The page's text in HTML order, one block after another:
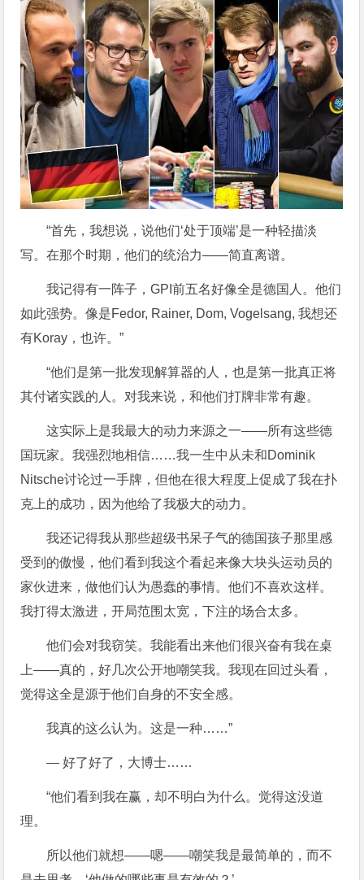
“首先，我想说，说他们‘处于顶端’是一种轻描淡
写。在那个时期，他们的统治力——简直离谱。
我记得有一阵子，GPI前五名好像全是德国人。他们
如此强势。像是Fedor, Rainer, Dom, Vogelsang, 我想还
有Koray，也许。”
“他们是第一批发现解算器的人，也是第一批真正将
其付诸实践的人。对我来说，和他们打牌非常有趣。
这实际上是我最大的动力来源之一——所有这些德
国玩家。我强烈地相信……我一生中从未和Dominik
Nitsche讨论过一手牌，但他在很大程度上促成了我在扑
克上的成功，因为他给了我极大的动力。
我还记得我从那些超级书呆子气的德国孩子那里感
受到的傲慢，他们看到我这个看起来像大块头运动员的
家伙进来，做他们认为愚蠢的事情。他们不喜欢这样。
我打得太激进，开局范围太宽，下注的场合太多。
他们会对我窃笑。我能看出来他们很兴奋有我在桌
上——真的，好几次公开地嘲笑我。我现在回过头看，
觉得这全是源于他们自身的不安全感。
我真的这么认为。这是一种……”
— 好了好了，大博士……
“他们看到我在赢，却不明白为什么。觉得这没道
理。
所以他们就想——嗯——嘲笑我是最简单的，而不